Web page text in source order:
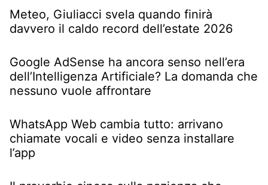
Meteo, Giuliacci svela quando finirà
davvero il caldo record dell’estate 2026
Google AdSense ha ancora senso nell’era
dell’Intelligenza Artificiale? La domanda che
nessuno vuole affrontare
WhatsApp Web cambia tutto: arrivano
chiamate vocali e video senza installare
l’app